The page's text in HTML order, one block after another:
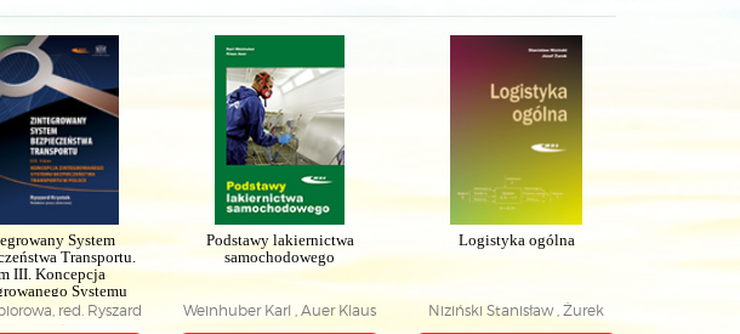
System
Transportu.
III. Koncepcja
Systemu
Transportu w
Polsce
red. Ryszard
Podstawy lakiernictwa
samochodowego
Weinhuber Karl , Auer Klaus
Logistyka ogólna
Niziński Stanisław , Żurek